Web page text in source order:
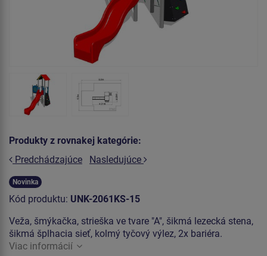
Produkty z rovnakej kategórie:
Predchádzajúce
Nasledujúce
Novinka
Kód produktu: UNK-2061KS-15
Veža, šmýkačka, strieška ve tvare "A", šikmá lezecká stena,
šikmá šplhacia sieť, kolmý tyčový výlez, 2x bariéra.
Viac informácií